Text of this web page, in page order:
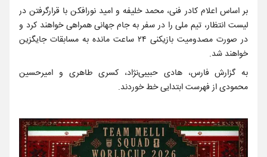
بر اساس اعلام کادر فنی، محمد خلیفه و امید نورافکن با قرارگرفتن در
لیست انتظار، تیم ملی را در سفر به جام جهانی همراهی خواهند کرد و
در صورت مصدومیت بازیکنی ۲۴ ساعت مانده به مسابقات جایگزین
خواهند شد.
به گزارش فارس، هادی حبیبی‌نژاد، کسری طاهری و امیرحسین
محمودی از فهرست ابتدایی خط خوردند.